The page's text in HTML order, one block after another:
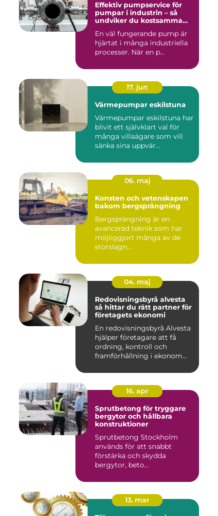
Effektiv pumpservice för
pumpar i industrin – så
undviker du kostsamma
En väl fungerande pump är
hjärtat i många industriella
processer. När en p...
17. jun
Värmepumpar eskilstuna
Värmepumpar eskilstuna har
blivit ett självklart val för
många villaägare som vill
sänka sina uppvär...
06. maj
Konsten och vetenskapen
bakom bergsprängning
Bergsprängning är en
avancerad teknik som har
möjliggjort många av de
storslagn...
04. maj
Redovisningsbyrå alvesta
så hittar du rätt partner för
företagets ekonomi
En redovisningsbyrå Alvesta
hjälper företagare att få
ordning, kontroll och
framförhållning i ekonom...
16. apr
Sprutbetong för tryggare
bergytor och hållbara
konstruktioner
Sprutbetong Stockholm
används för att snabbt
förstärka och skydda
bergytor, beto...
13. mar